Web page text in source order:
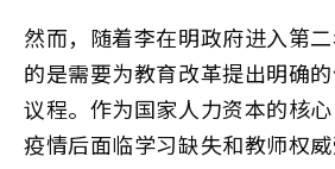
然而，随着李在明政府进入第
的是需要为教育改革提出明确
议程。作为国家人力资本的核
疫情后面临学习缺失和教师权威